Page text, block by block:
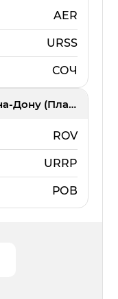
AER
URSS
СОЧ
Ростов-на-Дону (Платов)
ROV
URRP
РОВ